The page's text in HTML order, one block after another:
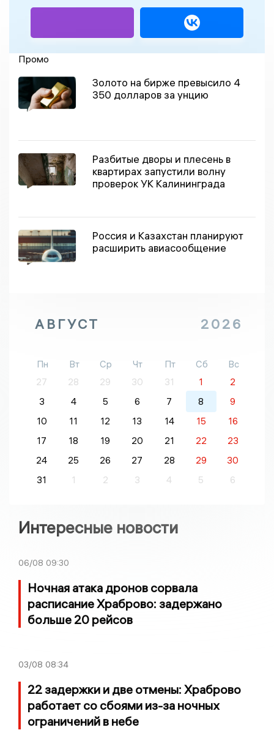
Промо
Золото на бирже превысило 4
350 долларов за унцию
Разбитые дворы и плесень в
квартирах запустили волну
проверок УК Калининграда
Россия и Казахстан планируют
расширить авиасообщение
АВГУСТ 2026
Пн Вт Ср Чт Пт Сб
Вс
27
28 29 30 31 1
2
3
4 5 6 7 8
9
10
11 12 13 14 15
16
17
18 19 20 21 22
23
24
25 26 27 28 29
30
31
1 2 3 4 5 6
Интересные новости
06/08 09:30
Ночная атака дронов сорвала
расписание Храброво: задержано
больше 20 рейсов
03/08 08:34
22 задержки и две отмены: Храброво
работает со сбоями из-за ночных
ограничений в небе